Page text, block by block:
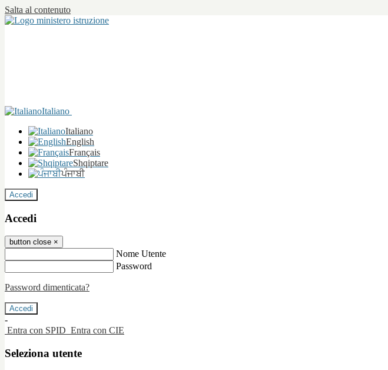
Salta al contenuto
Italiano
Italiano
English
Français
Shqiptare
ਪੰਜਾਬੀ
Accedi
Accedi
button close ×
Nome Utente
Password
Password dimenticata?
-
Entra con SPID Entra con CIE
Seleziona utente